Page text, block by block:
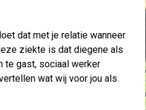
dat met je relatie wanneer
ziekte is dat diegene als
te gast, sociaal werker
wat wij voor jou als